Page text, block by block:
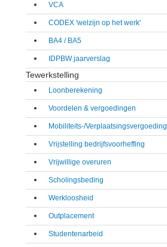
VCA
CODEX 'welzijn op het werk'
BA4 / BA5
IDPBW jaarverslag
Tewerkstelling
Loonberekening
Voordelen & vergoedingen
Mobiliteits-/Verplaatsingsvergoeding
Vrijstelling bedrijfsvoorheffing
Vrijwillige overuren
Scholingsbeding
Werkloosheid
Outplacement
Studentenarbeid